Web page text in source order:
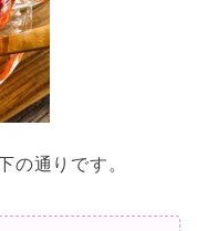
の通りです。